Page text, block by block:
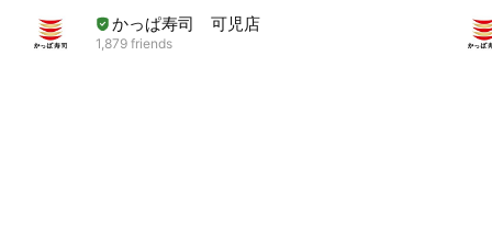
かっぱ寿司 可児店
1,879 friends